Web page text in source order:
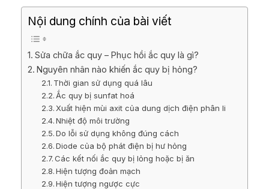
Nội dung chính của bài viết
Sửa chữa ắc quy – Phục hồi ắc quy là gì?
Nguyên nhân nào khiến ắc quy bị hỏng?
Thời gian sử dụng quá lâu
Ắc quy bị sunfat hoá
Xuất hiện mùi axit của dung dịch điện phân li
Nhiệt độ môi trường
Do lỗi sử dụng không đúng cách
Diode của bộ phát điện bị hư hỏng
Các kết nối ắc quy bị lỏng hoặc bị ăn
Hiện tượng đoản mạch
Hiện tượng ngược cực